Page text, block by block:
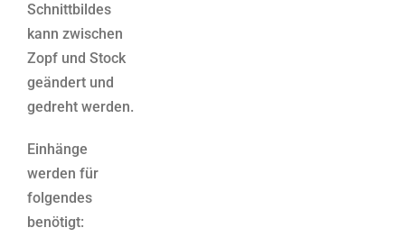
Schnittbildes
kann zwischen
Zopf und Stock
geändert und
gedreht werden.
Einhänge
werden für
folgendes
benötigt: